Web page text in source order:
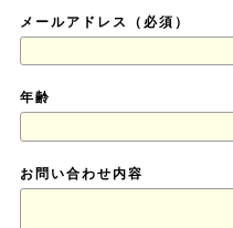
メールアドレス（必須）
年齢
お問い合わせ内容